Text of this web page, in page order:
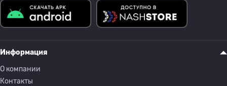
Информация
О компании
Контакты